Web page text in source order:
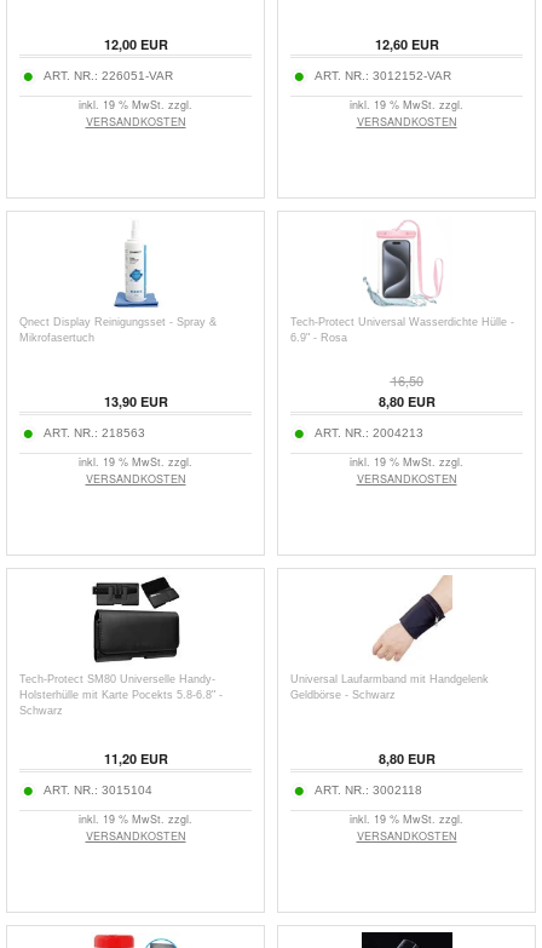
12,00EUR
ART. NR.: 226051-VAR
inkl. 19 % MwSt. zzgl.
VERSANDKOSTEN
12,60EUR
ART. NR.: 3012152-VAR
inkl. 19 % MwSt. zzgl.
VERSANDKOSTEN
Qnect Display Reinigungsset - Spray &
Mikrofasertuch
13,90EUR
ART. NR.: 218563
inkl. 19 % MwSt. zzgl.
VERSANDKOSTEN
Tech-Protect Universal Wasserdichte Hülle -
6.9" - Rosa
16,50
8,80EUR
ART. NR.: 2004213
inkl. 19 % MwSt. zzgl.
VERSANDKOSTEN
Tech-Protect SM80 Universelle Handy-
Holsterhülle mit Karte Pocekts 5.8-6.8" -
Schwarz
11,20EUR
ART. NR.: 3015104
inkl. 19 % MwSt. zzgl.
VERSANDKOSTEN
Universal Laufarmband mit Handgelenk
Geldbörse - Schwarz
8,80EUR
ART. NR.: 3002118
inkl. 19 % MwSt. zzgl.
VERSANDKOSTEN